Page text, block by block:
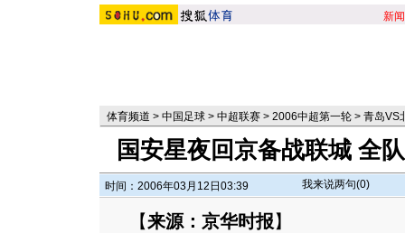
新闻
体育频道 > 中国足球 > 中超联赛 > 2006中超第一轮 > 青岛VS
国安星夜回京备战联城 全
时间：2006年03月12日03:39 我来说两句(0)
【来源：京华时报】